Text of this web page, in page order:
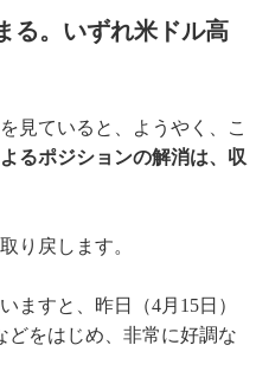
る。いずれ米ドル高
見ていると、ようやく、こ
るポジションの解消は、収
り戻します。
すと、昨日（4月15日）
どをはじめ、非常に好調な